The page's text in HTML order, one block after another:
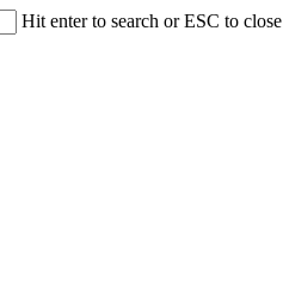
Hit enter to search or ESC to close